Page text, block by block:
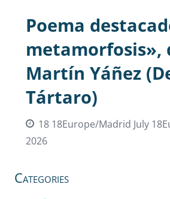
Poema
metamorfosis»,
Martín Yáñez
Tártaro)
18 18Europe/Madrid July
2026
Categories